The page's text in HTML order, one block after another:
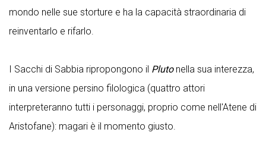
mondo nelle sue storture e ha la capacità straordinaria di
reinventarlo e rifarlo.
I Sacchi di Sabbia ripropongono il Plutonella sua interezza,
in una versione persino filologica (quattro attori
interpreteranno tutti i personaggi, proprio come nell'Atene di
Aristofane): magari è il momento giusto.